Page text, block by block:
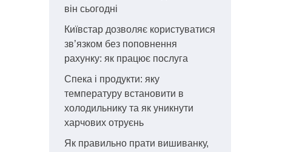
він сьогодні
Київстар дозволяє користуватися
зв’язком без поповнення
рахунку: як працює послуга
Спека і продукти: яку
температуру встановити в
холодильнику та як уникнути
харчових отруєнь
Як правильно прати вишиванку,